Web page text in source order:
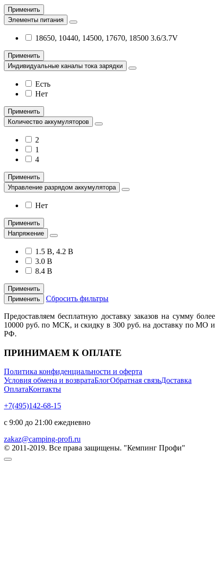
Применить
Элементы питания
18650, 10440, 14500, 17670, 18500 3.6/3.7V
Применить
Индивидуальные каналы тока зарядки
Есть
Нет
Применить
Количество аккумуляторов
2
1
4
Применить
Управление разрядом аккумулятора
Нет
Применить
Напряжение
1.5 В, 4.2 В
3.0 В
8.4 В
Применить
Применить
Сбросить фильтры
Предоставляем бесплатную доставку заказов на сумму более
10000 руб. по МСК, и скидку в 300 руб. на доставку по МО и
РФ.
ПРИНИМАЕМ К ОПЛАТЕ
Политика конфиденциальности и оферта
Условия обмена и возвратаБлогОбратная связьДоставка
ОплатаКонтакты
+7(495)142-68-15
с 9:00 до 21:00 ежедневно
zakaz@camping-profi.ru
© 2011-2019. Все права защищены. "Кемпинг Профи"